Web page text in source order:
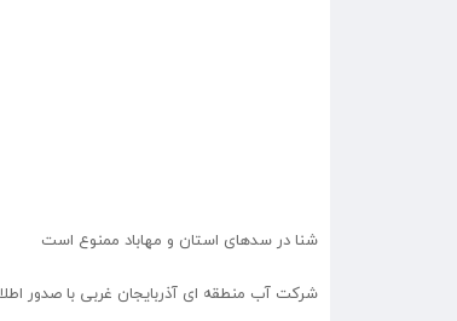
شنا در سدهای استان و مهاباد ممنوع است
شرکت آب منطقه ای آذربایجان غربی با صدور